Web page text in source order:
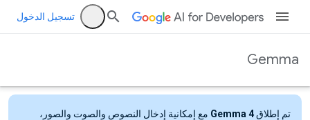
تسجيل الدخول
Gemma
تم إطلاق Gemma 4 مع إمكانية إدخال النصوص والصوت والصور،